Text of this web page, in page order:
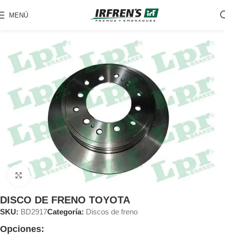
MENÚ
Clic para ampliar
DISCO DE FRENO TOYOTA
SKU: BD2917Categoría: Discos de freno
Opciones: